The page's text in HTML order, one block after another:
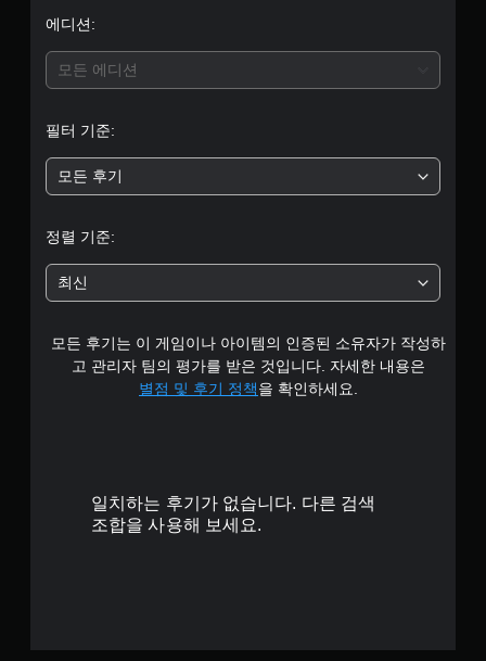
에디션:
모든 에디션
필터 기준:
모든 후기
정렬 기준:
최신
모든 후기는 이 게임이나 아이템의 인증된 소유자가 작성하
고 관리자 팀의 평가를 받은 것입니다. 자세한 내용은
별점 및 후기 정책을 확인하세요.
일치하는 후기가 없습니다. 다른 검색
조합을 사용해 보세요.